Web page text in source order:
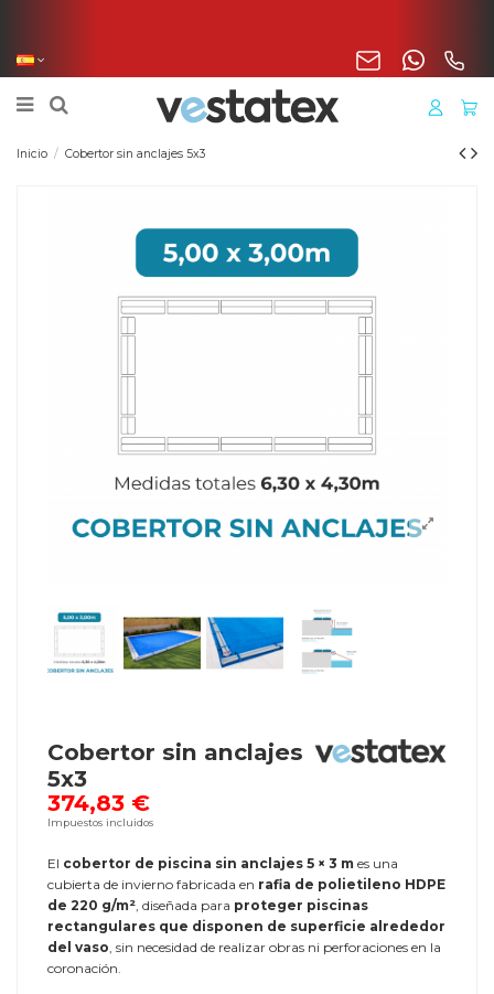
Inicio Cobertor sin anclajes 5x3
Cobertor sin anclajes
5x3
374,83 €
Impuestos incluidos
El cobertor de piscina sin anclajes 5 × 3 m es una
cubierta de invierno fabricada en rafia de polietileno HDPE
de 220 g/m², diseñada para proteger piscinas
rectangulares que disponen de superficie alrededor
del vaso, sin necesidad de realizar obras ni perforaciones en la
coronación.